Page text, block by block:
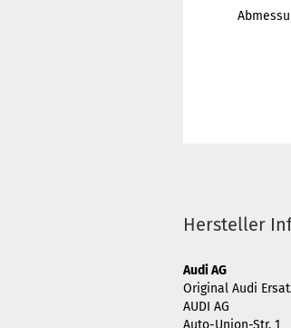
Hersteller
Audi AG
Original Audi
AUDI AG
Auto-Union-Str. 1